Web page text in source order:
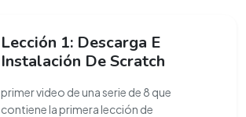
Lección 1: Descarga E
Instalación De Scratch
primer video de una serie de 8 que
contiene la primera lección de